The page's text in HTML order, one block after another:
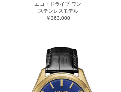
エコ・ドライブ ワン
ステンレスモデル
￥363,000